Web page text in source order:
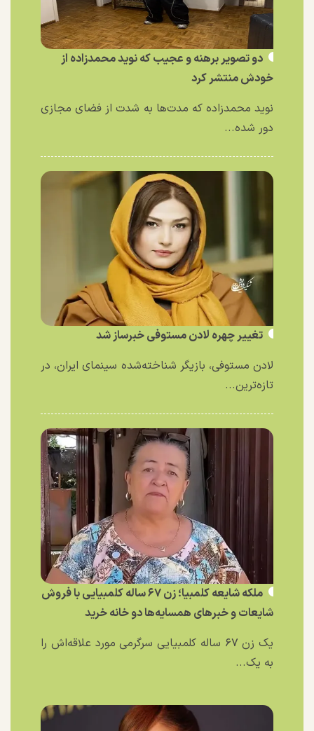
دو تصویر برهنه و عجیب که نوید محمدزاده از
خودش منتشر کرد
نوید محمدزاده که مدت‌ها به شدت از فضای مجازی
دور شده...
تغییر چهره لادن مستوفی خبرساز شد
لادن مستوفی، بازیگر شناخته‌شده سینمای ایران، در
تازه‌ترین...
ملکه شایعه کلمبیا؛ زن ۶۷ ساله کلمبیایی با فروش
شایعات و خبر‌های همسایه‌ها دو خانه خرید
یک زن ۶۷ ساله کلمبیایی سرگرمی مورد علاقه‌اش را
به یک...